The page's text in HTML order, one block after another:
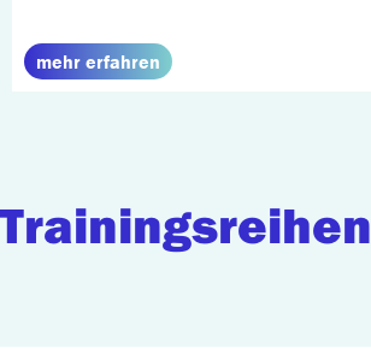
mehr erfahren
Trainingsreihen